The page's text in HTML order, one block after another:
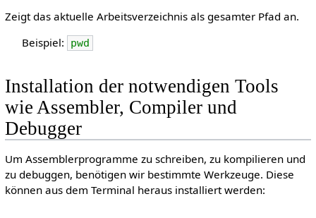
Zeigt das aktuelle Arbeitsverzeichnis als gesamter Pfad an.
Beispiel:
pwd
Installation der notwendigen Tools
wie Assembler, Compiler und
Debugger
Um Assemblerprogramme zu schreiben, zu kompilieren und
zu debuggen, benötigen wir bestimmte Werkzeuge. Diese
können aus dem Terminal heraus installiert werden: